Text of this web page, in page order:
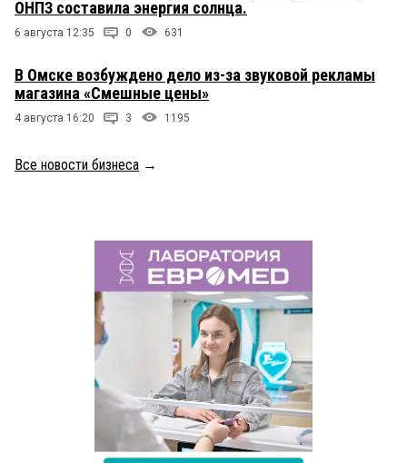
ОНПЗ составила энергия солнца.
6 августа 12:35 0 631
В Омске возбуждено дело из-за звуковой рекламы
магазина «Смешные цены»
4 августа 16:20 3 1195
Все новости бизнеса →